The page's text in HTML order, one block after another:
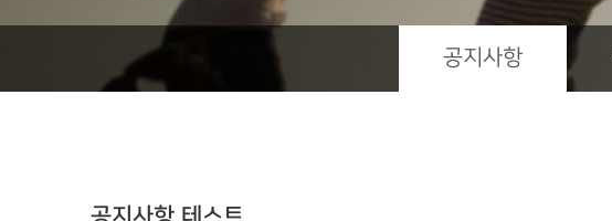
공지사항
공지사항 테스트